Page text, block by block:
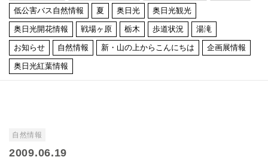
低公害バス自然情報 夏 奥日光 奥日光観光
奥日光開花情報 戦場ヶ原 栃木 歩道状況 湯滝
お知らせ 自然情報 新・山の上からこんにちは 企画展情報
奥日光紅葉情報
自然情報
2009.06.19